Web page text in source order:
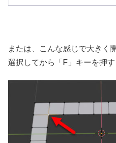
または、こんな感じで大きく
選択してから「F」キーを押す